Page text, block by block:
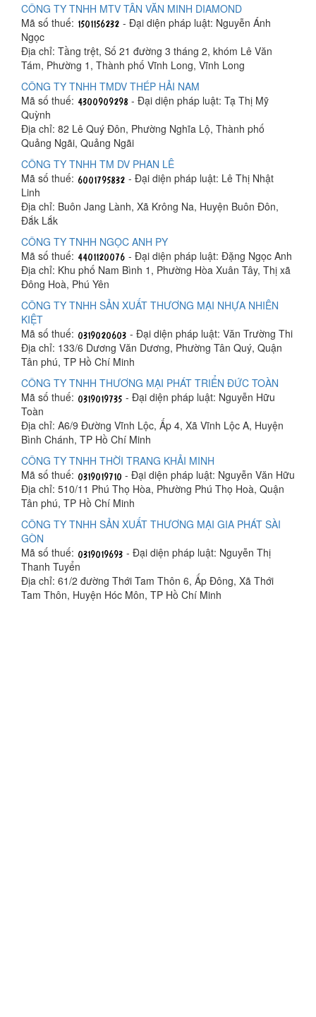
CÔNG TY TNHH MTV TÂN VĂN MINH DIAMOND
Mã số thuế:
- Đại diện pháp luật: Nguyễn Ánh
Ngọc
Địa chỉ: Tầng trệt, Số 21 đường 3 tháng 2, khóm Lê Văn
Tám, Phường 1, Thành phố Vĩnh Long, Vĩnh Long
CÔNG TY TNHH TMDV THÉP HẢI NAM
Mã số thuế:
- Đại diện pháp luật: Tạ Thị Mỹ
Quỳnh
Địa chỉ: 82 Lê Quý Đôn, Phường Nghĩa Lộ, Thành phố
Quảng Ngãi, Quảng Ngãi
CÔNG TY TNHH TM DV PHAN LÊ
Mã số thuế:
- Đại diện pháp luật: Lê Thị Nhật
Linh
Địa chỉ: Buôn Jang Lành, Xã Krông Na, Huyện Buôn Đôn,
Đắk Lắk
CÔNG TY TNHH NGỌC ANH PY
Mã số thuế:
- Đại diện pháp luật: Đặng Ngọc Anh
Địa chỉ: Khu phố Nam Bình 1, Phường Hòa Xuân Tây, Thị xã
Đông Hoà, Phú Yên
CÔNG TY TNHH SẢN XUẤT THƯƠNG MẠI NHỰA NHIÊN
KIỆT
Mã số thuế:
- Đại diện pháp luật: Văn Trường Thi
Địa chỉ: 133/6 Dương Văn Dương, Phường Tân Quý, Quận
Tân phú, TP Hồ Chí Minh
CÔNG TY TNHH THƯƠNG MẠI PHÁT TRIỂN ĐỨC TOÀN
Mã số thuế:
- Đại diện pháp luật: Nguyễn Hữu
Toàn
Địa chỉ: A6/9 Đường Vĩnh Lộc, Ấp 4, Xã Vĩnh Lộc A, Huyện
Bình Chánh, TP Hồ Chí Minh
CÔNG TY TNHH THỜI TRANG KHẢI MINH
Mã số thuế:
- Đại diện pháp luật: Nguyễn Văn Hữu
Địa chỉ: 510/11 Phú Thọ Hòa, Phường Phú Thọ Hoà, Quận
Tân phú, TP Hồ Chí Minh
CÔNG TY TNHH SẢN XUẤT THƯƠNG MẠI GIA PHÁT SÀI
GÒN
Mã số thuế:
- Đại diện pháp luật: Nguyễn Thị
Thanh Tuyển
Địa chỉ: 61/2 đường Thới Tam Thôn 6, Ấp Đông, Xã Thới
Tam Thôn, Huyện Hóc Môn, TP Hồ Chí Minh